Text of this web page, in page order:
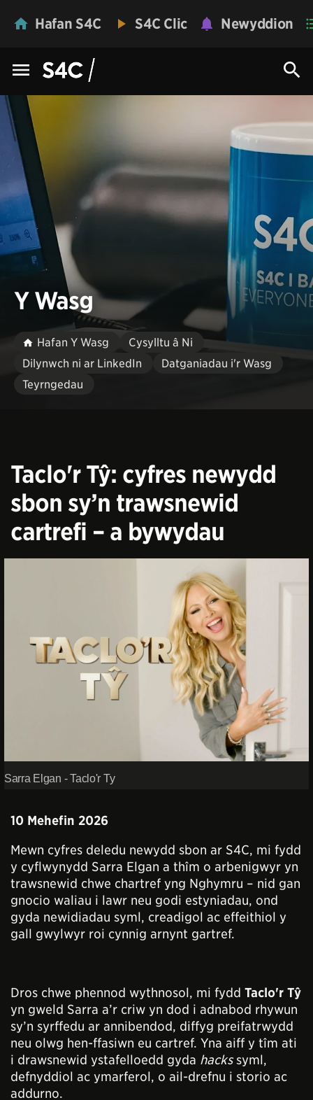
Hafan S4C S4C Clic Newyddion
Y Wasg
Hafan Y Wasg
Cysylltu â Ni
Dilynwch ni ar LinkedIn
Datganiadau i'r Wasg
Teyrngedau
Taclo'r Tŷ: cyfres newydd
sbon sy’n trawsnewid
cartrefi – a bywydau
Sarra Elgan - Taclo'r Ty
10 Mehefin 2026
Mewn cyfres deledu newydd sbon ar S4C, mi fydd
y cyflwynydd Sarra Elgan a thîm o arbenigwyr yn
trawsnewid chwe chartref yng Nghymru – nid gan
gnocio waliau i lawr neu godi estyniadau, ond
gyda newidiadau syml, creadigol ac effeithiol y
gall gwylwyr roi cynnig arnynt gartref.
Dros chwe phennod wythnosol, mi fydd Taclo'r Tŷ
yn gweld Sarra a’r criw yn dod i adnabod rhywun
sy’n syrffedu ar annibendod, diffyg preifatrwydd
neu olwg hen-ffasiwn eu cartref. Yna aiff y tîm ati
i drawsnewid ystafelloedd gyda hackssyml,
defnyddiol ac ymarferol, o ail-drefnu i storio ac
addurno.